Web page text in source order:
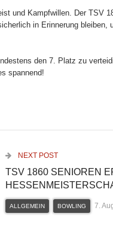
und Kampfwillen. Der TSV
in Erinnerung
den 7. Platz zu
spannend!
NEXT POST
TSV 1860 SENIOREN
ALLGEMEIN BOWLING 7.